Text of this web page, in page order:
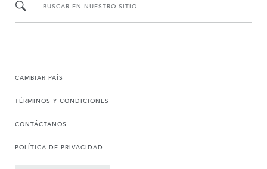
BUSCAR EN NUESTRO SITIO
CAMBIAR PAÍS
TÉRMINOS Y CONDICIONES
CONTÁCTANOS
POLÍTICA DE PRIVACIDAD